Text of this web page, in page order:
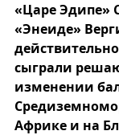
«Царе Эдипе»
«Энеиде»
сыграли
изменении
Африке и на